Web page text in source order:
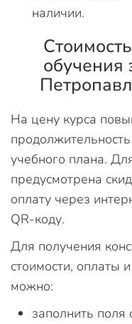
наличии.
обучения
На цену курса
учебного плана.
предусмотрена
оплату через
QR-коду.
Для получения
стоимости, оплаты
можно:
заполнить поля